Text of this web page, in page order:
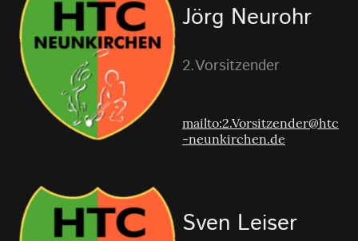
Jörg Neurohr
2.Vorsitzender
mailto:2.Vorsitzender@htc
-neunkirchen.de
Sven Leiser